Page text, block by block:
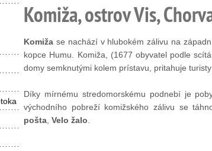
Komiža, ostrov Vis,
Komiža se nachází v hlubokém zálivu na
kopce Humu. Komiža, (1677 obyvatel podle
domy semknutými kolem prístavu, pritahuje
Díky mírnému stredomorskému podnebí je
východního pobreží komižského zálivu se
pošta ,Velo žalo